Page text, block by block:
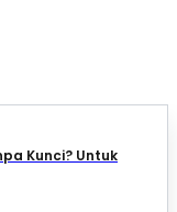
Kunci? Untuk